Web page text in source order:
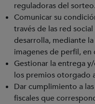
reguladoras del sorteo.
Comunicar su
través de las red
desarrolla, mediante
imagenes de perfil, en
Gestionar la entrega
los premios otorgado
Dar cumplimiento a
fiscales que